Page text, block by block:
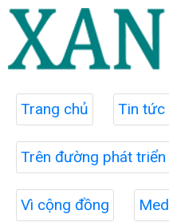
Trang chủ Tin tức
Trên đường phát triển
Vì cộng đồng